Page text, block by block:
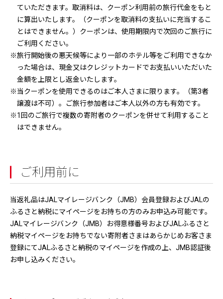
ていただきます。取消料は、クーポン利用前の旅行代金をもと
に算出いたします。（クーポンを取消料の支払いに充当するこ
とはできません。）クーポンは、使用期限内で次回のご旅行に
ご利用ください。
※旅行開始後の悪天候等により一部のホテル等をご利用できなか
った場合は、現金又はクレジットカードでお支払いいただいた
金額を上限とし返金いたします。
※当クーポンを使用できるのはご本人さまに限ります。（第3者
譲渡は不可）。ご旅行参加者はご本人以外の方も有効です。
※1回のご旅行で複数の寄附者のクーポンを併せて利用すること
はできません。
ご利用前に
当返礼品はJALマイレージバンク（JMB）会員登録およびJALの
ふるさと納税にマイページをお持ちの方のみお申込み可能です。
JALマイレージバンク（JMB）お得意様番号およびJALふるさと
納税マイページをお持ちでない寄附者さまはあらかじめお客さま
登録にてJALふるさと納税のマイページを作成の上、JMB認証後
お申し込みください。